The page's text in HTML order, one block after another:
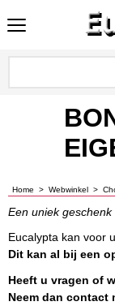
Home > Webwinkel >
Een uniek
Eucalypta kan voor
Dit kan al bij een
Heeft u vragen of
Neem dan contact